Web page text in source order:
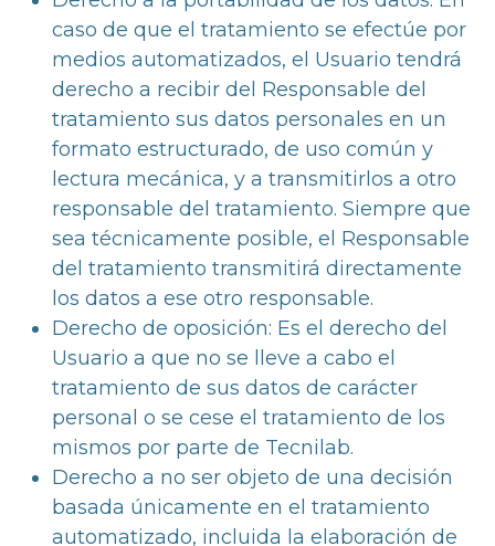
caso de que el tratamiento se efectúe por
medios automatizados, el Usuario tendrá
derecho a recibir del Responsable del
tratamiento sus datos personales en un
formato estructurado, de uso común y
lectura mecánica, y a transmitirlos a otro
responsable del tratamiento. Siempre que
sea técnicamente posible, el Responsable
del tratamiento transmitirá directamente
los datos a ese otro responsable.
Derecho de oposición: Es el derecho del
Usuario a que no se lleve a cabo el
tratamiento de sus datos de carácter
personal o se cese el tratamiento de los
mismos por parte de Tecnilab.
Derecho a no ser objeto de una decisión
basada únicamente en el tratamiento
automatizado, incluida la elaboración de